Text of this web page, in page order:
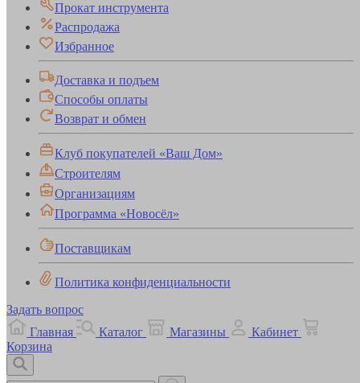
Прокат инструмента
Распродажа
Избранное
Доставка и подъем
Способы оплаты
Возврат и обмен
Клуб покупателей «Ваш Дом»
Строителям
Организациям
Программа «Новосёл»
Поставщикам
Политика конфиденциальности
Задать вопрос
Главная
Каталог Магазины
Кабинет
Корзина